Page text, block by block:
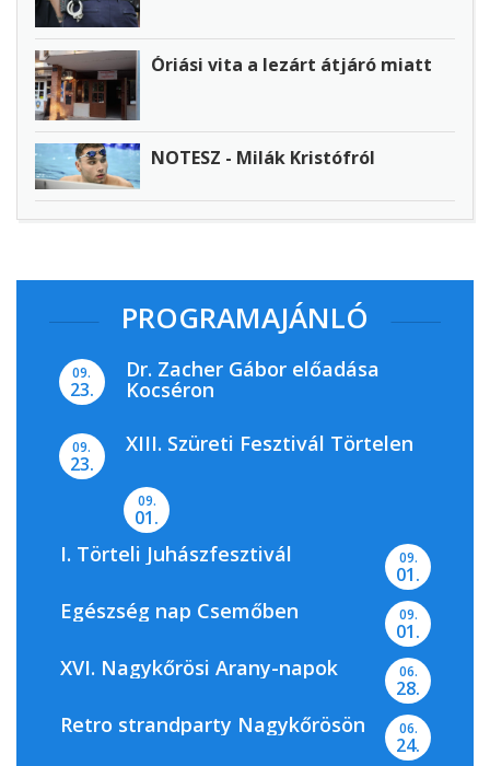
Óriási vita a lezárt átjáró miatt
NOTESZ - Milák Kristófról
PROGRAMAJÁNLÓ
09.
23.
Dr. Zacher Gábor előadása
Kocséron
09.
23.
XIII. Szüreti Fesztivál Törtelen
09.
01.
I. Törteli Juhászfesztivál 09.
01.
Egészség nap Csemőben 09.
01.
XVI. Nagykőrösi Arany-napok 06.
28.
Retro strandparty Nagykőrösön 06.
24.